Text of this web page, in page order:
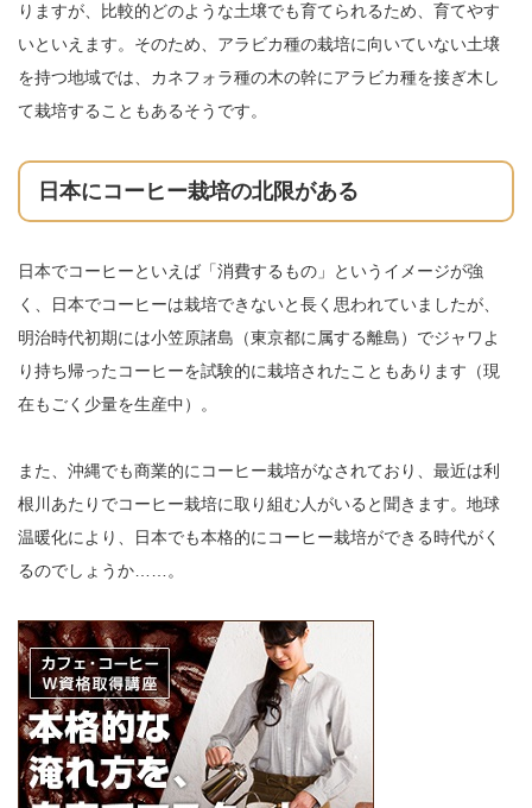
りますが、比較的どのような土壌でも育てられるため、育てやす
いといえます。そのため、アラビカ種の栽培に向いていない土壌
を持つ地域では、カネフォラ種の木の幹にアラビカ種を接ぎ木し
て栽培することもあるそうです。
日本にコーヒー栽培の北限がある
日本でコーヒーといえば「消費するもの」というイメージが強
く、日本でコーヒーは栽培できないと長く思われていましたが、
明治時代初期には小笠原諸島（東京都に属する離島）でジャワよ
り持ち帰ったコーヒーを試験的に栽培されたこともあります（現
在もごく少量を生産中）。
また、沖縄でも商業的にコーヒー栽培がなされており、最近は利
根川あたりでコーヒー栽培に取り組む人がいると聞きます。地球
温暖化により、日本でも本格的にコーヒー栽培ができる時代がく
るのでしょうか……。